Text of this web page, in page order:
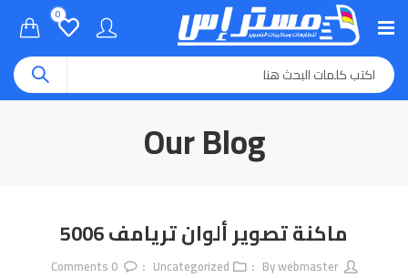
0
Our Blog
ماكنة تصوير ألوان تريامف 5006
By
webmaster
Uncategorized
0